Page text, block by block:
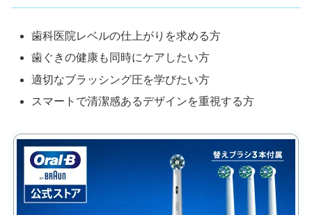
歯科医院レベルの仕上がりを求める方
歯ぐきの健康も同時にケアしたい方
適切なブラッシング圧を学びたい方
スマートで清潔感あるデザインを重視する方